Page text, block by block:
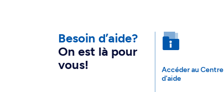
Besoin d’aide?
On est là pour
vous!
Accéder au Centre
d'aide